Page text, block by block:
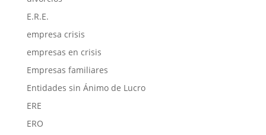
E.R.E.
empresa crisis
empresas en crisis
Empresas familiares
Entidades sin Ánimo de Lucro
ERE
ERO